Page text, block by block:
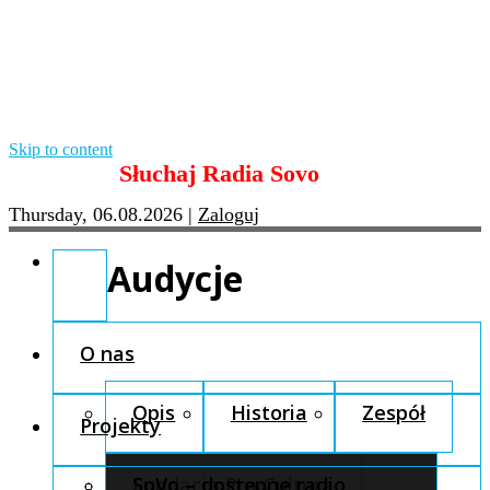
Skip to content
Słuchaj Radia Sovo
Thursday, 06.08.2026 | Zaloguj
O nas
Opis Historia Zespół
Fundacja Pro Cultura
Projekty
SoVo – dostępne radio
Audycje